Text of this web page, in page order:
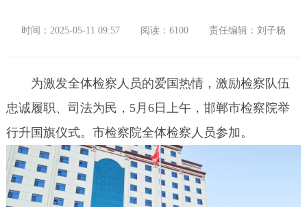
时间：2025-05-11 09:57 阅读：6100 责任编辑：刘子杨
为激发全体检察人员的爱国热情，激励检察队伍
忠诚履职、司法为民，5月6日上午，邯郸市检察院举
行升国旗仪式。市检察院全体检察人员参加。